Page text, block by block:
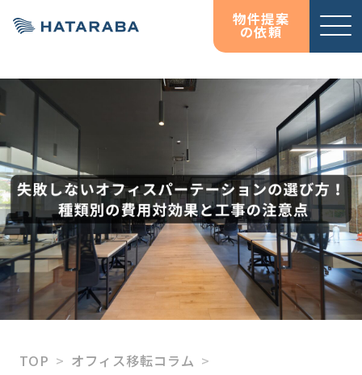
物件提案
の依頼
サービ
ス紹介
オフィス移転コンサルテ
HATARABAサーベイ
物件検索サイト
HATARABAオフィス
HATARABAリーシング・
プロパティマネジメント
HATARABA居抜き
お役立
ち情報
資料ダウンロード
お役立
ち情報
資料ダウンロード
TOP
オフィス移転コラム